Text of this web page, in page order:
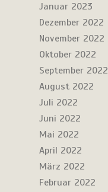
Januar 2023
Dezember 2022
November 2022
Oktober 2022
September 2022
August 2022
Juli 2022
Juni 2022
Mai 2022
April 2022
März 2022
Februar 2022